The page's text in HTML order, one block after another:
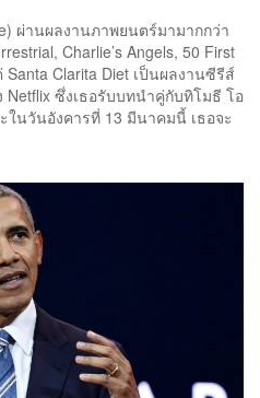
ผ่านผลงานภาพยนตร์มามากกว่า
Charlie’s Angels, 50 First
Clarita Diet เป็นผลงานซีรีส์
Netflix ซึ่งเธอรับบทนำคู่กับทิโมธี โอ
นวันอังคารที่ 13 มีนาคมนี้ เธอจะ